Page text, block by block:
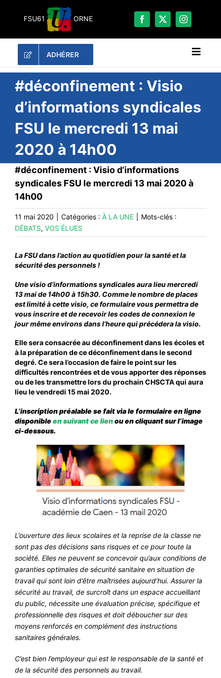
FSU61 ORNE
ADHÉRER
RECHERCHER:
LES UNES
#ACTUALITÉS
DOSSIERS
PUBLICATIONS
#ACTIONS
#VOS ÉLUES
#FORMATION
#ÉLECTIONS
#MÉDIAS
#DÉBATS
#PRESSE
#ARCHIVES
#déconfinement : Visio
d’informations syndicales
FSU le mercredi 13 mai
2020 à 14h00
#déconfinement : Visio d’informations
syndicales FSU le mercredi 13 mai 2020 à
14h00
11 mai 2020 Catégories : À LA UNE
Mots-clés :
DÉBATS, VOS ÉLUES
La FSU dans l’action au quotidien pour la santé et la
sécurité des personnels !
Une visio d’informations syndicales aura lieu mercredi
13 mai de 14h00 à 15h30. Comme le nombre de places
est limité à cette visio, ce formulaire vous permettra de
vous inscrire et de recevoir les codes de connexion le
jour même environs dans l’heure qui précédera la visio.
Elle sera consacrée au déconfinement dans les écoles et
à la préparation de ce déconfinement dans le second
degré. Ce sera l’occasion de faire le point sur les
difficultés rencontrées et de vous apporter des réponses
ou de les transmettre lors du prochain CHSCTA qui aura
lieu le vendredi 15 mai 2020.
L’inscription préalable se fait via le formulaire en ligne
disponible en suivant ce lienou en cliquant sur l’image
ci-dessous.
L’ouverture des lieux scolaires et la reprise de la classe ne
sont pas des décisions sans risques et ce pour toute la
société. Elles ne peuvent se concevoir qu’aux conditions de
garanties optimales de sécurité sanitaire en situation de
travail qui sont loin d’être maîtrisées aujourd’hui. Assurer la
sécurité au travail, de surcroît dans un espace accueillant
du public, nécessite une évaluation précise, spécifique et
professionnelle des risques et doit déboucher sur des
moyens renforcés en complément des instructions
sanitaires générales.
C’est bien l’employeur qui est le responsable de la santé et
de la sécurité des personnels au travail.